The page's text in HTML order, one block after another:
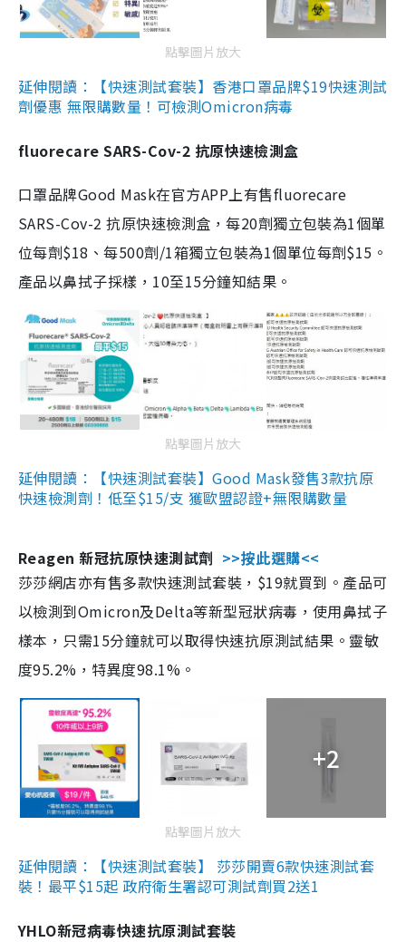
點擊圖片放大
延伸閱讀：【快速測試套裝】香港口罩品牌$19快速測試
劑優惠 無限購數量！可檢測Omicron病毒
fluorecare SARS-Cov-2 抗原快速檢測盒
口罩品牌Good Mask在官方APP上有售fluorecare
SARS-Cov-2 抗原快速檢測盒，每20劑獨立包裝為1個單
位每劑$18、每500劑/1箱獨立包裝為1個單位每劑$15。
產品以鼻拭子採樣，10至15分鐘知結果。
點擊圖片放大
延伸閱讀：【快速測試套裝】Good Mask發售3款抗原
快速檢測劑！低至$15/支 獲歐盟認證+無限購數量
Reagen 新冠抗原快速測試劑 >>按此選購<<
莎莎網店亦有售多款快速測試套裝，$19就買到。產品可
以檢測到Omicron及Delta等新型冠狀病毒，使用鼻拭子
樣本，只需15分鐘就可以取得快速抗原測試結果。靈敏
度95.2%，特異度98.1%。
+2
點擊圖片放大
延伸閱讀：【快速測試套裝】 莎莎開賣6款快速測試套
裝！最平$15起 政府衛生署認可測試劑買2送1
YHLO新冠病毒快速抗原測試套裝